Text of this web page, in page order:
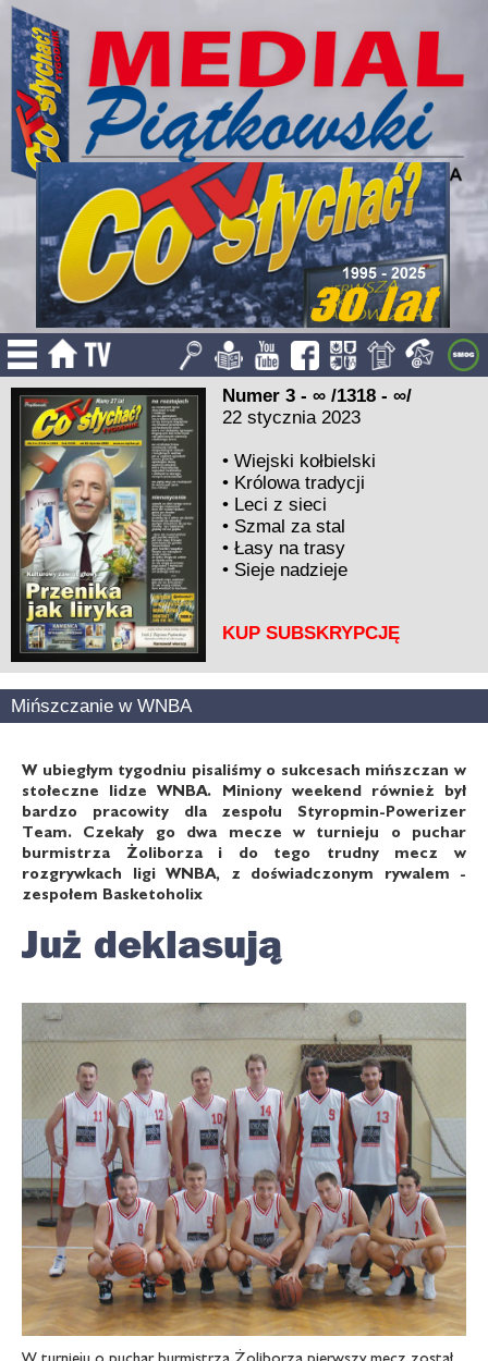
Numer 3 - ∞ /1318 - ∞/
22 stycznia 2023
•Wiejski kołbielski
• Królowa tradycji
• Leci z sieci
• Szmal za stal
•Łasy na trasy
• Sieje nadzieje
KUP SUBSKRYPCJĘ
Mińszczanie w WNBA
W ubiegłym tygodniu pisaliśmy o sukcesach mińszczan w
stołeczne lidze WNBA. Miniony weekend również był
bardzo pracowity dla zespołu Styropmin-Powerizer
Team. Czekały go dwa mecze w turnieju o puchar
burmistrza Żoliborza i do tego trudny mecz w
rozgrywkach ligi WNBA, z doświadczonym rywalem -
zespołem Basketoholix
Już deklasują